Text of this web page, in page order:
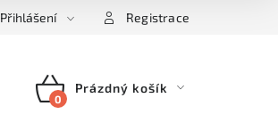
Přihlášení Registrace
NÁKUPNÍ
Prázdný košík